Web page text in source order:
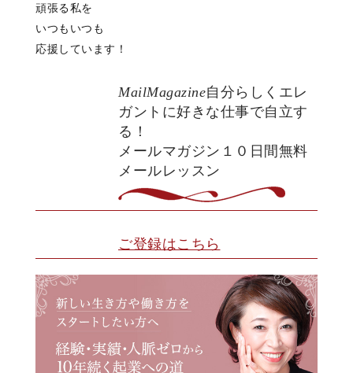
頑張る私を
いつもいつも
応援しています！
MailMagazine自分らしくエレ
ガントに好きな仕事で自立す
る！
メールマガジン１０日間無料
メールレッスン
ご登録はこちら